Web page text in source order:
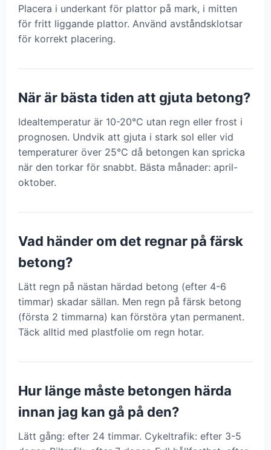
Placera i underkant för plattor på mark, i mitten
för fritt liggande plattor. Använd avståndsklotsar
för korrekt placering.
När är bästa tiden att gjuta betong?
Idealtemperatur är 10-20°C utan regn eller frost i
prognosen. Undvik att gjuta i stark sol eller vid
temperaturer över 25°C då betongen kan spricka
när den torkar för snabbt. Bästa månader: april-
oktober.
Vad händer om det regnar på färsk
betong?
Lätt regn på nästan härdad betong (efter 4-6
timmar) skadar sällan. Men regn på färsk betong
(första 2 timmarna) kan förstöra ytan permanent.
Täck alltid med plastfolie om regn hotar.
Hur länge måste betongen härda
innan jag kan gå på den?
Lätt gång: efter 24 timmar. Cykeltrafik: efter 3-5